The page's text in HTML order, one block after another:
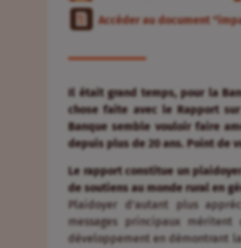
Accéder au document
Il était grand temps, pour la
chose faite avec le Rapport
Banque semble vouloir faire
depuis plus de 20 ans. Point de
Le rapport constitue un
de soutiens au monde rural en
Plaidoyer d’autant plus
messages principaux
développement en démontrant